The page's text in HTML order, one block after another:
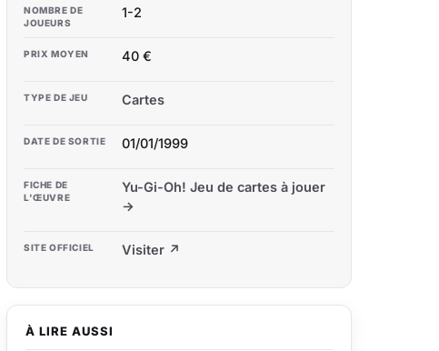
À LIRE AUSSI
NOMBRE DE
JOUEURS
1-2
PRIX MOYEN 40 €
TYPE DE JEU Cartes
DATE DE SORTIE 01/01/1999
FICHE DE
L'ŒUVRE
Yu-Gi-Oh! Jeu de cartes à jouer
→
SITE OFFICIEL Visiter ↗